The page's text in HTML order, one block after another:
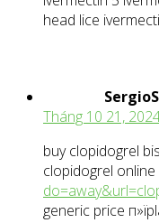
head lice
Tháng 10 21,
buy clopidogrel
clopidogrel online
generic price